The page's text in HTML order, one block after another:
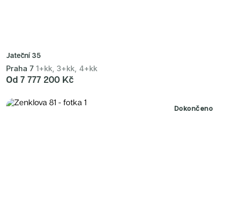
Jateční 35
Praha 7 1+kk, 3+kk, 4+kk
Od 7 777 200 Kč
Dokončeno